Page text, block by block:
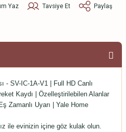
Yaz Tavsiye Et Paylaş
- SV-IC-1A-V1 | Full HD Canlı
Kaydı | Özelleştirilebilen Alanlar
Zamanlı Uyarı | Yale Home
ile evinizin içine göz kulak olun.